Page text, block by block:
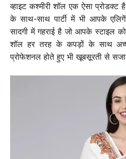
व्हाइट कश्मीरी शॉल एक ऐसा
के साथ-साथ पार्टी में भी आपके
सादगी में गहराई है जो आपके स्टाइल
शॉल हर तरह के कपड़ों के साथ
प्रोफेशनल होते हुए भी खूबसूरती से